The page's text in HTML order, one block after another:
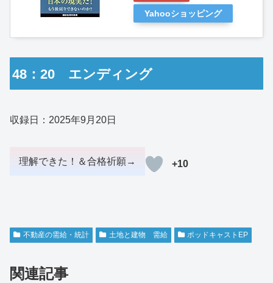
Yahooショッピング
48：20 エンディング
収録日：2025年9月20日
+10
不動産の需給・統計 土地と建物 需給 ポッドキャストEP
関連記事